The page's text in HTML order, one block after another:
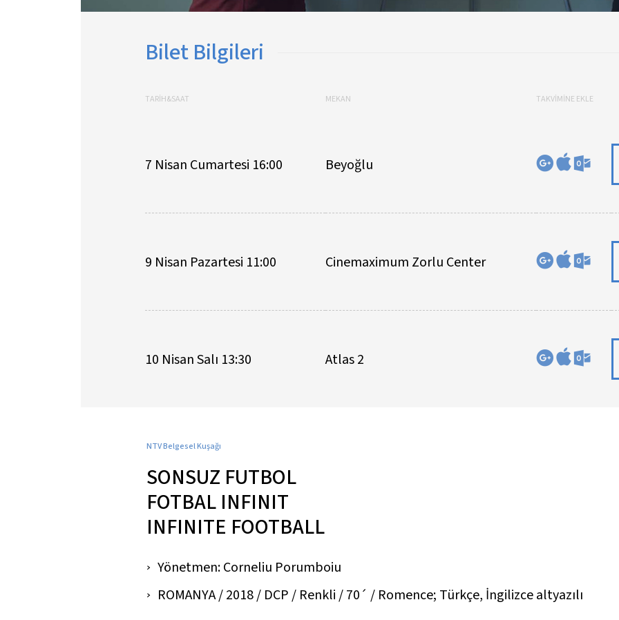
Bilet Bilgileri
TARİH&SAAT MEKAN TAKVİMİNE EKLE
7 Nisan Cumartesi 16:00 Beyoğlu
9 Nisan Pazartesi 11:00 Cinemaximum Zorlu Center
10 Nisan Salı 13:30 Atlas 2
NTV Belgesel Kuşağı
SONSUZ FUTBOL
FOTBAL INFINIT
INFINITE FOOTBALL
Yönetmen: Corneliu Porumboiu
ROMANYA / 2018 / DCP / Renkli / 70´ / Romence; Türkçe, İngilizce altyazılı